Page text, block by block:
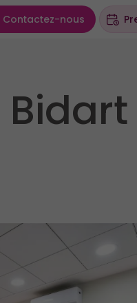
Contactez-nous